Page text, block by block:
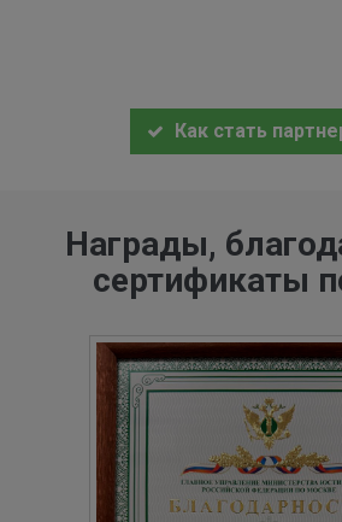
Как стать
Награды,
сертификаты